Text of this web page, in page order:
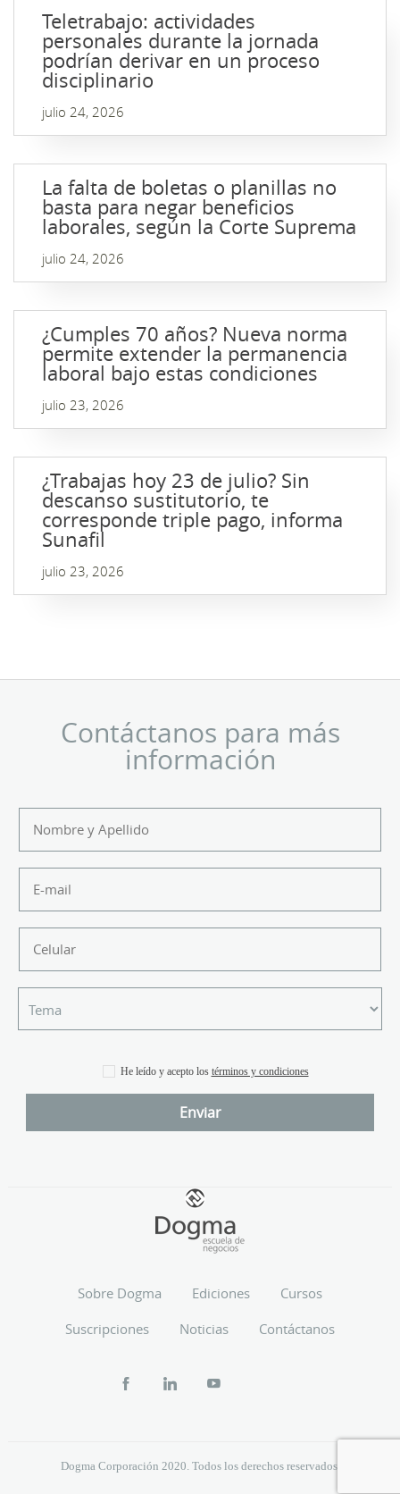
Teletrabajo: actividades
personales durante la jornada
podrían derivar en un proceso
disciplinario
julio 24, 2026
La falta de boletas o planillas no
basta para negar beneficios
laborales, según la Corte Suprema
julio 24, 2026
¿Cumples 70 años? Nueva norma
permite extender la permanencia
laboral bajo estas condiciones
julio 23, 2026
¿Trabajas hoy 23 de julio? Sin
descanso sustitutorio, te
corresponde triple pago, informa
Sunafil
julio 23, 2026
Contáctanos para más
información
He leído y acepto los términos y condiciones
Sobre Dogma Ediciones
Cursos
Suscripciones
Noticias Contáctanos
Dogma Corporación 2020. Todos los derechos reservados.